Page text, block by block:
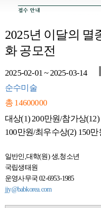
2025년 이달의 멸
화 공모전
2025-02-01 ~ 2025-03-14
순수미술
총 14600000
대상(1) 200만원/참가상
100만원/최우수상(2) 150만
일반인,대학(원) 생,청소년
국립생태원
운영사무국 02-6953-1985
jjy@babkorea.com